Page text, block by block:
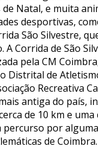
de Natal, e muita
desportivas,
São Silvestre,
A Corrida de São
pela CM
Distrital de
Recreativa
antiga do país,
de 10 km e uma
percurso por
de Coimbra.